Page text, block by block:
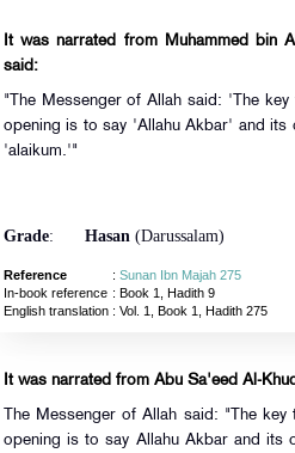
It was narrated from Muhammed bin
said:
"The Messenger of Allah said: 'The
opening is to say 'Allahu Akbar' and its
'alaikum.'"
Grade: Hasan(Darussalam)
Reference : Sunan Ibn Majah 275
In-book reference : Book 1, Hadith 9
English translation: Vol. 1, Book 1, Hadith 275
It was narrated from Abu Sa'eed Al-
The Messenger of Allah said: "The
opening is to say Allahu Akbar and its